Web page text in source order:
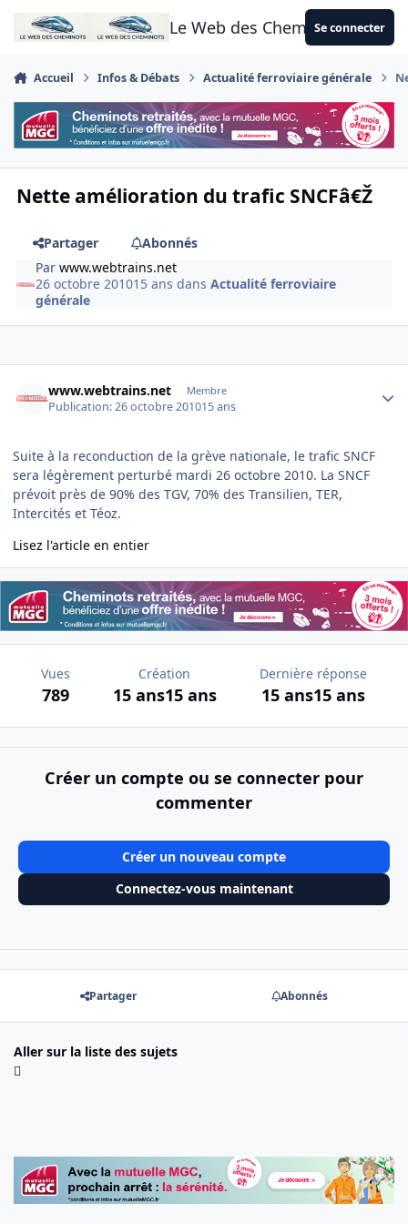
Aller au contenu
Le Web des CheminotsSe connecter
Accueil Infos & Débats Actualité ferroviaire générale
Nette amélioration du trafic SNCFâ€Ž
Partager
Abonnés
Parwww.webtrains.net
26 octobre 201015 ans dansActualité ferroviaire
générale
www.webtrains.net Membre
Publication:26 octobre 201015 ans
Suite à la reconduction de la grève nationale, le trafic SNCF
sera légèrement perturbé mardi 26 octobre 2010. La SNCF
prévoit près de 90% des TGV, 70% des Transilien, TER,
Intercités et Téoz.
Lisez l'article en entier
Vues
789
Création
15 ans15 ans
Dernière réponse
15 ans15 ans
Créer un compte ou se connecter pour
commenter
Créer un nouveau compte
Connectez-vous maintenant
Partager Abonnés
Aller sur la liste des sujets